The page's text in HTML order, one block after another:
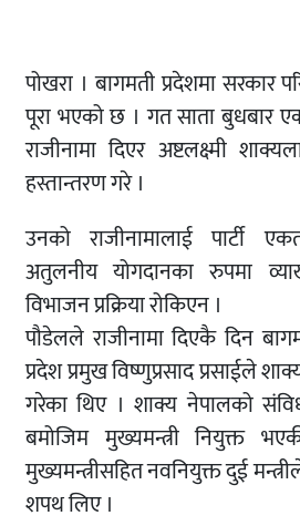
पोखरा । बागमती प्रदेशमा सरकार
पूरा भएको छ । गत साता बुधबार
राजीनामा दिएर अष्टलक्ष्मी
हस्तान्तरण गरे ।
उनको राजीनामालाई पार्टी
अतुलनीय योगदानका रुपमा
विभाजन प्रक्रिया रोकिएन ।
पौडेलले राजीनामा दिएकै दिन
प्रदेश प्रमुख विष्णुप्रसाद प्रसाईले
गरेका थिए । शाक्य नेपालको
बमोजिम मुख्यमन्त्री नियुक्त
मुख्यमन्त्रीसहित नवनियुक्त दुई
शपथ लिए ।